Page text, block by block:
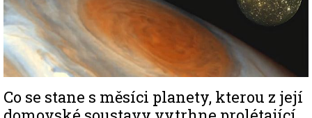
Co se stane s měsíci planety, kterou z její